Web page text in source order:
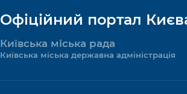
Офіційний портал
Київська міська рада
Київська міська державна адміністрація